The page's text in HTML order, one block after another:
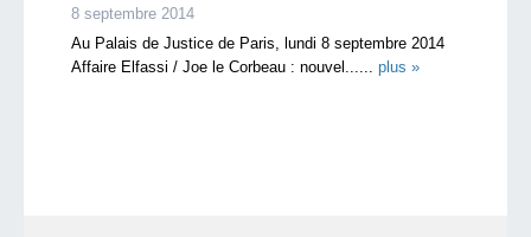
8 septembre 2014
Au Palais de Justice de Paris, lundi 8 septembre 2014
Affaire Elfassi / Joe le Corbeau : nouvel...... plus »